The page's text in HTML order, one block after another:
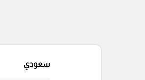
سعودي